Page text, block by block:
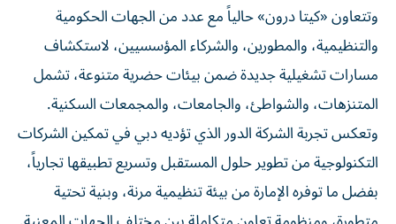
وتتعاون «كيتا درون» حالياً مع عدد من الجهات الحكومية
والتنظيمية، والمطورين، والشركاء المؤسسيين، لاستكشاف
مسارات تشغيلية جديدة ضمن بيئات حضرية متنوعة، تشمل
المتنزهات، والشواطئ، والجامعات، والمجمعات السكنية.
وتعكس تجربة الشركة الدور الذي تؤديه دبي في تمكين الشركات
التكنولوجية من تطوير حلول المستقبل وتسريع تطبيقها تجارياً،
بفضل ما توفره الإمارة من بيئة تنظيمية مرنة، وبنية تحتية